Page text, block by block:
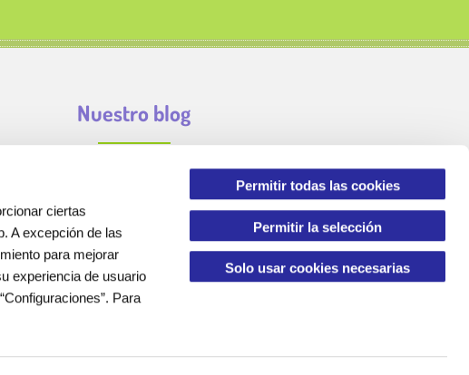
ciertas
A excepción de las
para mejorar
experiencia de usuario
Para
Permitir todas las cookies
Permitir la selección
Solo usar cookies necesarias
Nuestro blog